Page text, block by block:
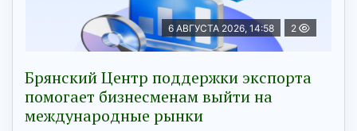
6 АВГУСТА 2026, 14:58 2
Брянский Центр поддержки экспорта
помогает бизнесменам выйти на
международные рынки